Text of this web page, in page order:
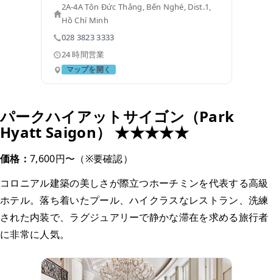
2A-4A Tôn Đức Thắng, Bến Nghé, Dist.1,
Hồ Chí Minh
028 3823 3333
24 時間営業
マップを開く
パークハイアットサイゴン（Park
Hyatt Saigon） ★★★★★
価格： 7,600円〜（※要確認）
コロニアル建築の美しさが際立つホーチミンを代表する高級
ホテル。落ち着いたプール、ハイクラスなレストラン、洗練
された内装で、ラグジュアリーで静かな滞在を求める旅行者
に非常に人気。